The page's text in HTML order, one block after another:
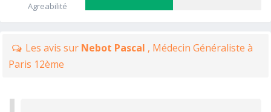
Agreabilité
Les avis sur Nebot Pascal , Médecin Généraliste à
Paris 12ème